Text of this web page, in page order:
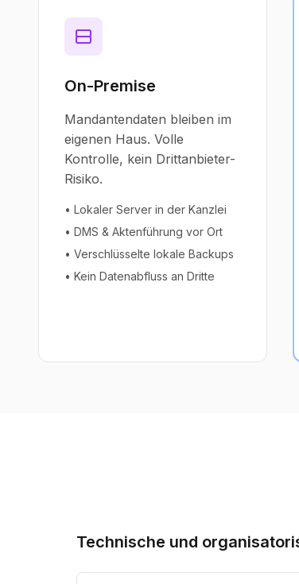
On-Premise
Mandantendaten bleiben im
eigenen Haus. Volle
Kontrolle, kein Drittanbieter-
Risiko.
• Lokaler Server in der Kanzlei
• DMS & Aktenführung vor Ort
• Verschlüsselte lokale Backups
• Kein Datenabfluss an Dritte
Technische und